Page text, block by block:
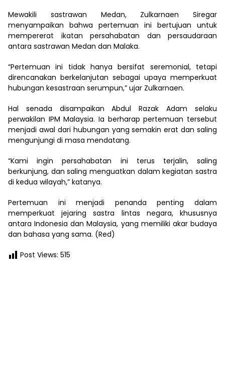
Mewakili sastrawan Medan, Zulkarnaen Siregar
menyampaikan bahwa pertemuan ini bertujuan untuk
mempererat ikatan persahabatan dan persaudaraan
antara sastrawan Medan dan Malaka.
“Pertemuan ini tidak hanya bersifat seremonial, tetapi
direncanakan berkelanjutan sebagai upaya memperkuat
hubungan kesastraan serumpun,” ujar Zulkarnaen.
Hal senada disampaikan Abdul Razak Adam selaku
perwakilan IPM Malaysia. Ia berharap pertemuan tersebut
menjadi awal dari hubungan yang semakin erat dan saling
mengunjungi di masa mendatang.
“Kami ingin persahabatan ini terus terjalin, saling
berkunjung, dan saling menguatkan dalam kegiatan sastra
di kedua wilayah,” katanya.
Pertemuan ini menjadi penanda penting dalam
memperkuat jejaring sastra lintas negara, khususnya
antara Indonesia dan Malaysia, yang memiliki akar budaya
dan bahasa yang sama. (Red)
Post Views: 515